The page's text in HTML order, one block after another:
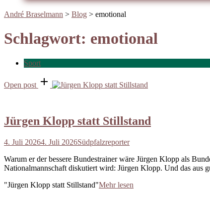
André Braselmann > Blog > emotional
Schlagwort: emotional
Sport
Open post
Jürgen Klopp statt Stillstand
4. Juli 20264. Juli 2026Südpfalzreporter
Warum er der bessere Bundestrainer wäre Jürgen Klopp als
Nationalmannschaft diskutiert wird: Jürgen Klopp. Und das aus
"Jürgen Klopp statt Stillstand"Mehr lesen